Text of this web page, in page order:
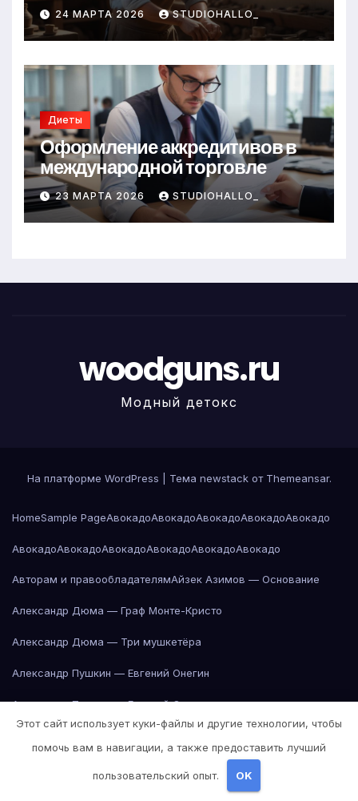
24 МАРТА 2026 STUDIOHALLO_
Диеты
Оформление аккредитивов в
международной торговле
23 МАРТА 2026 STUDIOHALLO_
woodguns.ru
Модный детокс
На платформе WordPress Тема newstack от Themeansar.
HomeSample PageАвокадоАвокадоАвокадоАвокадоАвокадо
АвокадоАвокадоАвокадоАвокадоАвокадоАвокадо
Авторам и правообладателямАйзек Азимов — Основание
Александр Дюма — Граф Монте-Кристо
Александр Дюма — Три мушкетёра
Александр Пушкин — Евгений Онегин
Александр Пушкин — Евгений Онегин
Этот сайт использует куки-файлы и другие технологии, чтобы
помочь вам в навигации, а также предоставить лучший
пользовательский опыт. OK